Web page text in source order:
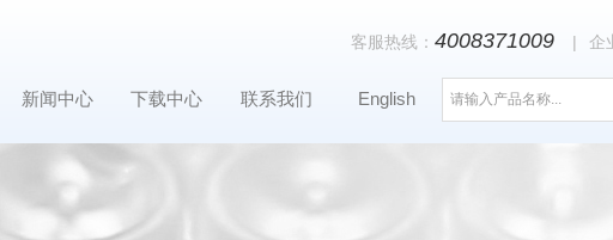
新闻中心 下载中心 联系我们 English
客服热线： 4008371009 | 企